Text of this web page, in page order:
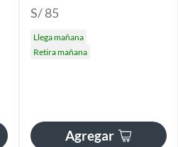
S/ 85
Llega mañana
Retira mañana
Agregar